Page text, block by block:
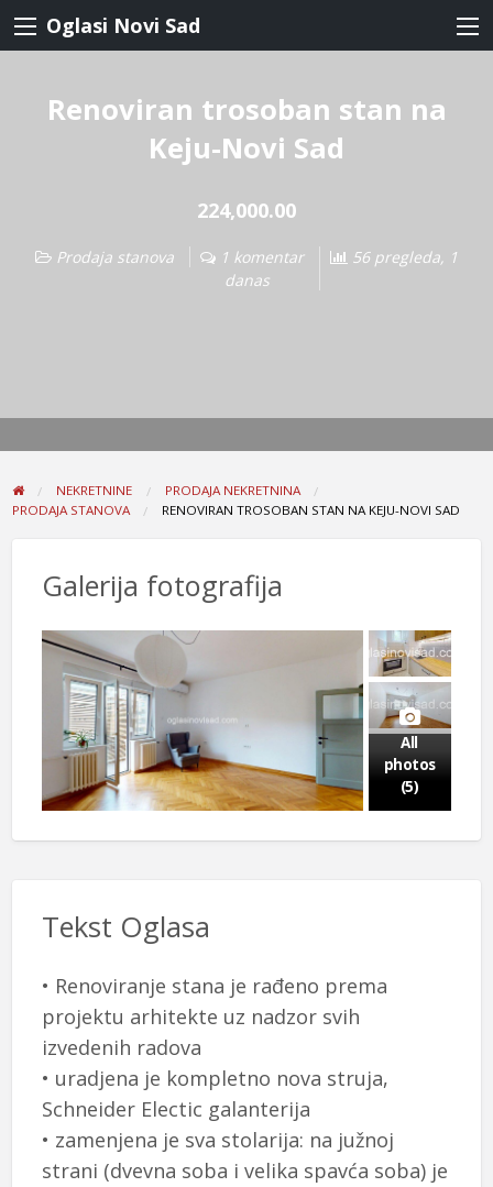
Oglasi Novi Sad
Renoviran trosoban stan na
Keju-Novi Sad
224,000.00
Prodaja stanova 1 komentar
56 pregleda, 1
danas
NEKRETNINE
PRODAJA NEKRETNINA
PRODAJA STANOVA
RENOVIRAN TROSOBAN STAN NA KEJU-NOVI SAD
Galerija fotografija
All
photos
(5)
Tekst Oglasa
• Renoviranje stana je rađeno prema
projektu arhitekte uz nadzor svih
izvedenih radova
• uradjena je kompletno nova struja,
Schneider Electic galanterija
• zamenjena je sva stolarija: na južnoj
strani (dvevna soba i velika spavća soba) je